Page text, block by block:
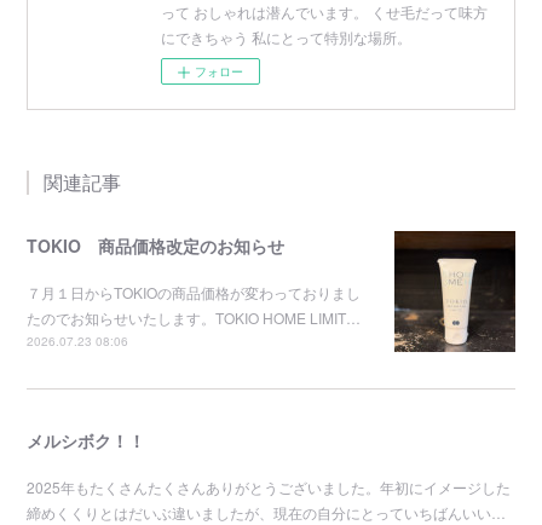
って おしゃれは潜んでいます。 くせ毛だって味方
にできちゃう 私にとって特別な場所。
フォロー
関連記事
TOKIO 商品価格改定のお知らせ
７月１日からTOKIOの商品価格が変わっておりまし
たのでお知らせいたします。TOKIO HOME LIMIT…
2026.07.23 08:06
メルシボク！！
2025年もたくさんたくさんありがとうございました。年初にイメージした
締めくくりとはだいぶ違いましたが、現在の自分にとっていちばんいい…